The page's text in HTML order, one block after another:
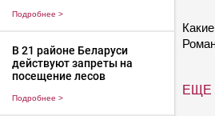
Подробнее >
В 21 районе Беларуси
действуют запреты на
посещение лесов
Подробнее >
ЕЩЕ